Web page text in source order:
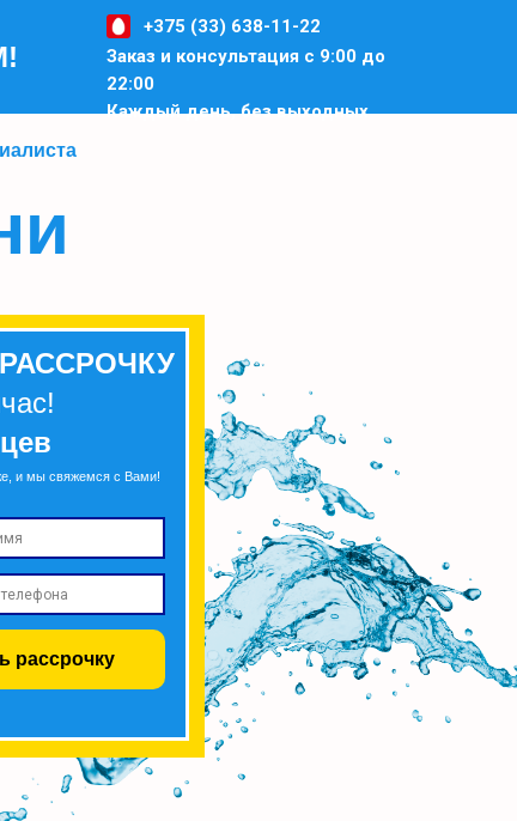
РАССРОЧКУ
и мы свяжемся с Вами!
рассрочку
+375 (33) 638-11-22
Заказ и консультация с 9:00 до
22:00
Каждый день, без выходных